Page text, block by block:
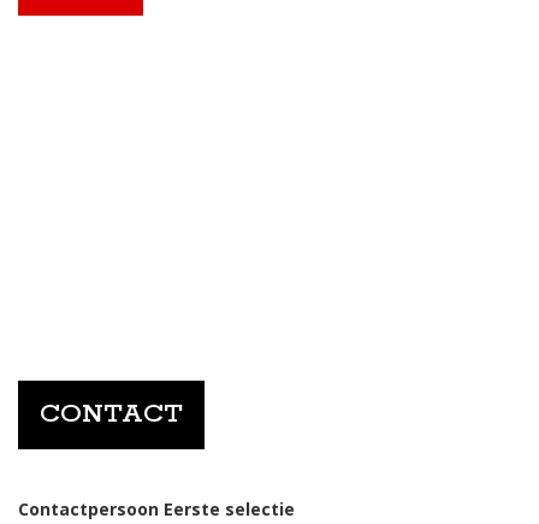
CONTACT
Contactpersoon Eerste selectie